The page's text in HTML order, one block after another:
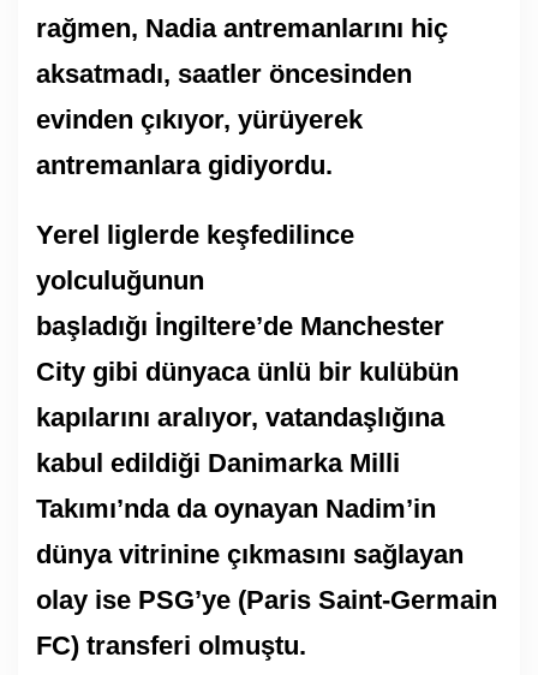
rağmen, Nadia antremanlarını hiç
aksatmadı, saatler öncesinden
evinden çıkıyor, yürüyerek
antremanlara gidiyordu.
Yerel liglerde keşfedilince
yolculuğunun
başladığı İngiltere’de Manchester
City gibi dünyaca ünlü bir kulübün
kapılarını aralıyor, vatandaşlığına
kabul edildiği Danimarka Milli
Takımı’nda da oynayan Nadim’in
dünya vitrinine çıkmasını sağlayan
olay ise PSG’ye (Paris Saint-Germain
FC) transferi olmuştu.